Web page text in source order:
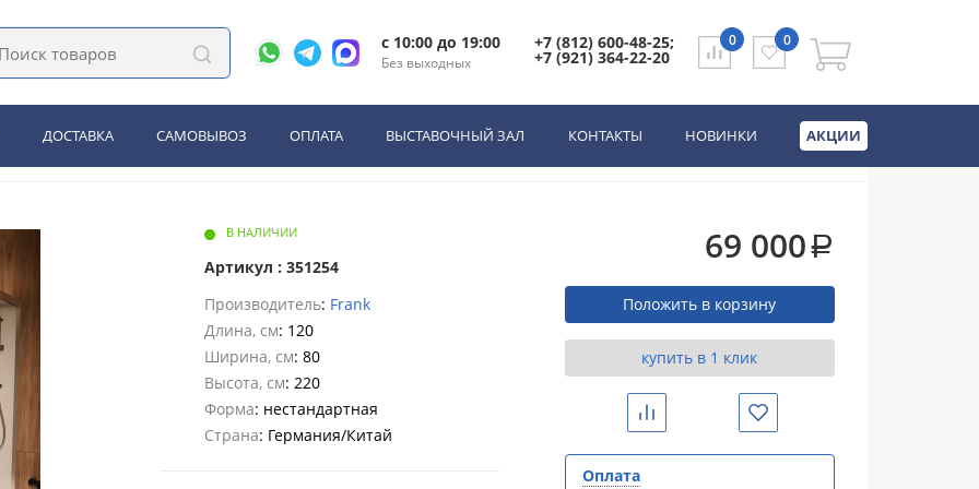
c 10:00 до 19:00
Без выходных
+7 (812) 600-48-25;
+7 (921) 364-22-20
0 0
ДОСТАВКА САМОВЫВОЗ ОПЛАТА ВЫСТАВОЧНЫЙ ЗАЛ КОНТАКТЫ НОВИНКИ АКЦИИ
F412/2R Brilliant правосторонняя высокий поддон прозрачное стекло
F412/2R Brilliant правосторонняя высокий
В НАЛИЧИИ
Артикул : 351254
Производитель: Frank
Длина, см: 120
Ширина, см: 80
Высота, см: 220
Форма: нестандартная
Страна: Германия/Китай
69 000a
Положить в корзину
купить в 1 клик
Сравнить Избранное
Оплата